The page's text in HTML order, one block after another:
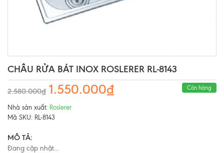
CHÂU RỬA BÁT INOX ROSLERER RL-8143
2.580.000₫ 1.550.000₫ Còn hàng
Nhà sản xuất: Roslerer
Mã SKU: RL-8143
MÔ TẢ:
Đang cập nhật...